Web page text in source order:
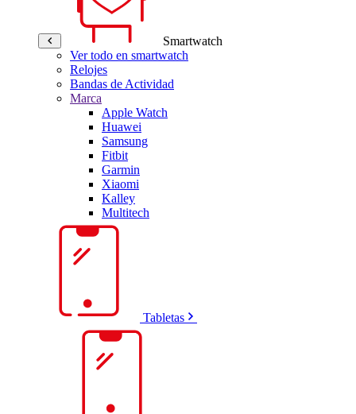
Smartwatch
Ver todo en smartwatch
Relojes
Bandas de Actividad
Marca
Apple Watch
Huawei
Samsung
Fitbit
Garmin
Xiaomi
Kalley
Multitech
Tabletas